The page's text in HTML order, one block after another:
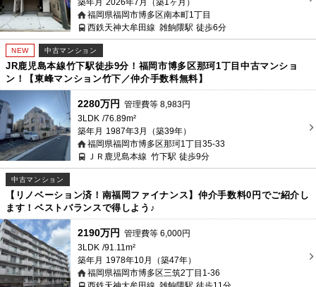
築年月 2026年7月（築1ヶ月）
福岡県福岡市博多区南本町1丁目
西鉄天神大牟田線 雑餉隈駅 徒歩6分
NEW 中古マンション
JR鹿児島本線竹下駅徒歩9分！福岡市博多区那珂1丁目中古マンショ
ン！【東峰マンション竹下／仲介手数料無料】
3LDK 76.89m²
築年月 1987年3月（築39年）
福岡県福岡市博多区那珂1丁目35-33
ＪＲ鹿児島本線 竹下駅 徒歩9分
2280万円 管理費等 8,983円
中古マンション
【リノベーション済！南福岡ファイナンス】仲介手数料0円でご紹介し
ます！ベストバランスで得しよう♪
3LDK 91.11m²
築年月 1978年10月（築47年）
福岡県福岡市博多区三筑2丁目1-36
2190万円 管理費等 6,000円